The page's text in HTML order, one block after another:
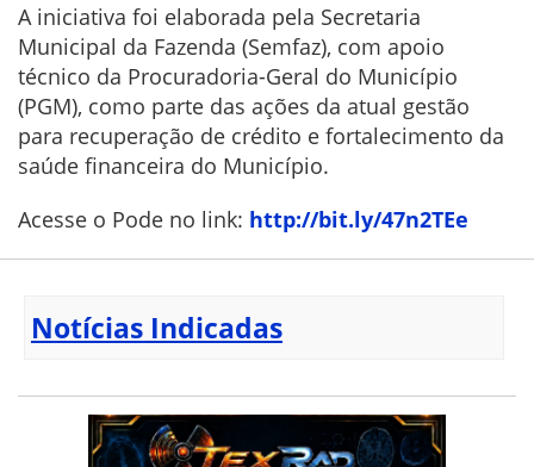
A iniciativa foi elaborada pela Secretaria
Municipal da Fazenda (Semfaz), com apoio
técnico da Procuradoria-Geral do Município
(PGM), como parte das ações da atual gestão
para recuperação de crédito e fortalecimento da
saúde financeira do Município.
Acesse o Pode no link: http://bit.ly/47n2TEe
Notícias Indicadas